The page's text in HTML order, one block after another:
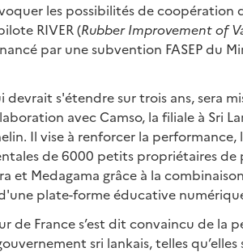
les possibilités de coopération
RIVER (Rubber Improvement of
par une subvention FASEP du
devrait s'étendre sur trois ans, sera
avec Camso, la filiale à Sri
Il vise à renforcer la
de 6000 petits propriétaires
et Medagama grâce à la
plate-forme éducative
de France s’est dit convaincu de
sri lankais, telles